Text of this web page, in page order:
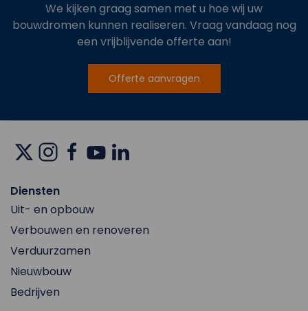
We kijken graag samen met u hoe wij uw
bouwdromen kunnen realiseren. Vraag vandaag nog
een vrijblijvende offerte aan!
Offerte aanvragen
Diensten
Uit- en opbouw
Verbouwen en renoveren
Verduurzamen
Nieuwbouw
Bedrijven